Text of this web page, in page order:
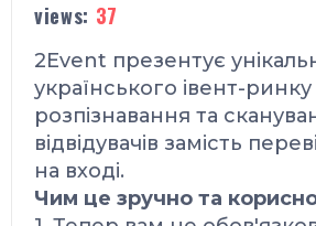
views: 37
2Event презентує
українського івент-ринку
розпізнавання та
відвідувачів замість
на вході.
Чим це зручно та